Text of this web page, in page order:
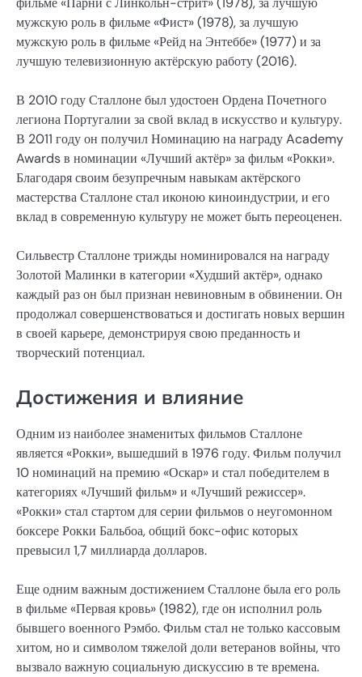
мужскую роль в фильме «Фист» (1978), за лучшую
мужскую роль в фильме «Рейд на Энтеббе» (1977) и за
лучшую телевизионную актёрскую работу (2016).
В 2010 году Сталлоне был удостоен Ордена Почетного
легиона Португалии за свой вклад в искусство и культуру.
В 2011 году он получил Номинацию на награду Academy
Awards в номинации «Лучший актёр» за фильм «Рокки».
Благодаря своим безупречным навыкам актёрского
мастерства Сталлоне стал иконою киноиндустрии, и его
вклад в современную культуру не может быть переоценен.
Сильвестр Сталлоне трижды номинировался на награду
Золотой Малинки в категории «Худший актёр», однако
каждый раз он был признан невиновным в обвинении. Он
продолжал совершенствоваться и достигать новых вершин
в своей карьере, демонстрируя свою преданность и
творческий потенциал.
Достижения и влияние
Одним из наиболее знаменитых фильмов Сталлоне
является «Рокки», вышедший в 1976 году. Фильм получил
10 номинаций на премию «Оскар» и стал победителем в
категориях «Лучший фильм» и «Лучший режиссер».
«Рокки» стал стартом для серии фильмов о неугомонном
боксере Рокки Бальбоа, общий бокс-офис которых
превысил 1,7 миллиарда долларов.
Еще одним важным достижением Сталлоне была его роль
в фильме «Первая кровь» (1982), где он исполнил роль
бывшего военного Рэмбо. Фильм стал не только кассовым
хитом, но и символом тяжелой доли ветеранов войны, что
вызвало важную социальную дискуссию в те времена.